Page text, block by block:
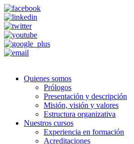
Quienes somos
Prólogos
Presentación y descripción
Misión, visión y valores
Estructura organizativa
Nuestros cursos
Experiencia en formación
Acreditaciones